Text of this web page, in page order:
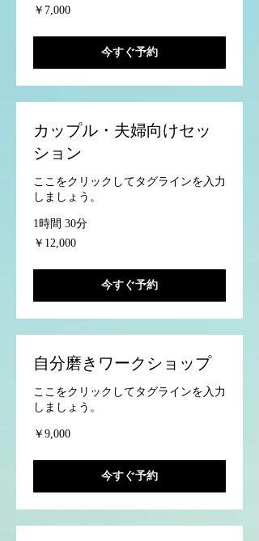
7,000
円
￥7,000
今すぐ予約
カップル・夫婦向けセッ
ション
ここをクリックしてタグラインを入力
しましょう。
1時間 30分
12,000
円
￥12,000
今すぐ予約
自分磨きワークショップ
ここをクリックしてタグラインを入力
しましょう。
9,000
円
￥9,000
今すぐ予約